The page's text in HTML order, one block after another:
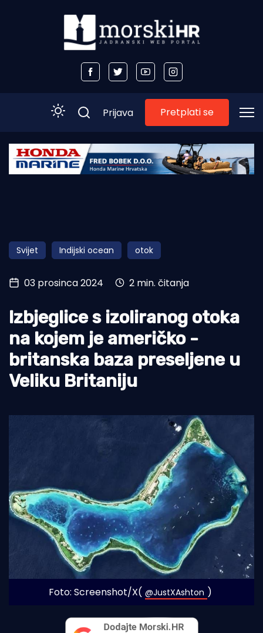
Početna
Obala
Otoci
Turizam i nautika
Pomorstvo
Ribolov
Ekologija
Tradicija i kultura
Prijava Pretplati se
Svijet Indijski ocean otok
03 prosinca 2024 2 min. čitanja
Izbjeglice s izoliranog otoka
na kojem je američko -
britanska baza preseljene u
Veliku Britaniju
Foto: Screenshot/X( @JustXAshton )